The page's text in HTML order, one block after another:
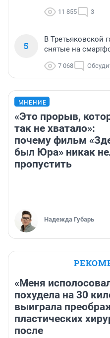
11 855 3
5
В Третьяковской
снятые на
7 068
МНЕНИЕ
«Это прорыв,
так не хватало»:
почему фильм
был Юра» никак
пропустить
Надежда Губарь
«Меня
похудела на 30
выиграла
пластических
после